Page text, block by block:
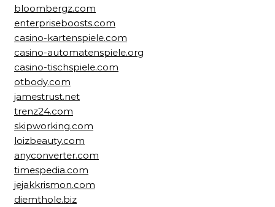
bloombergz.com
enterpriseboosts.com
casino-kartenspiele.com
casino-automatenspiele.org
casino-tischspiele.com
otbody.com
jamestrust.net
trenz24.com
skipworking.com
loizbeauty.com
anyconverter.com
timespedia.com
jejakkrismon.com
diemthole.biz